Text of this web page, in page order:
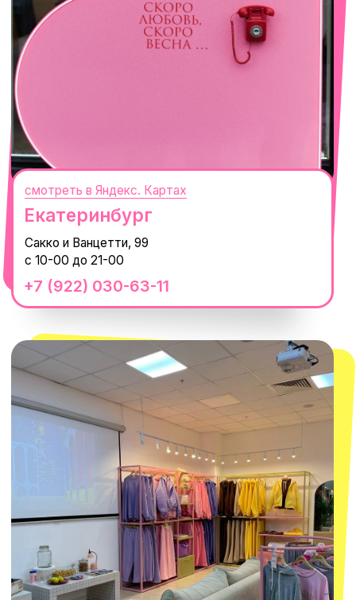
Сочи
Село Эстосадок, ТРЦ Горки Молл,
Горная Карусель, 3
+7 (919) 374-04-04
с 10-00 до 22-00
смотреть в Яндекс. Картах
+7 (932) 602-41-15
ТРК «Европолис Ростокино»
ул. Проспект Мира, 211 к2
с 10-00 до 22-00
Москва
смотреть в Яндекс.Картах
СЕКРЕТНЫЕ ПРОМОКОДЫ, ПРИГЛАШЕНИЯ
НА МЕРОПРИЯТИЯ И АНОНСЫ НОВИНОК
РАНЬШЕ ВСЕХ